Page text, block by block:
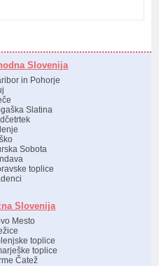
Slovenija
in Pohorje
Slatina
Sobota
toplice
Slovenija
Mesto
toplice
toplice
Čatež